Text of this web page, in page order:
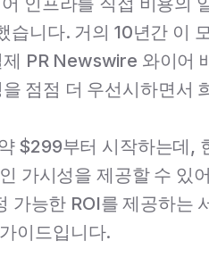
니다. 거의 10년간 이
PR Newswire 와이어
점점 더 우선시하면서
$299부터 시작하는데,
가시성을 제공할 수 있
가능한 ROI를 제공하는
이드입니다.